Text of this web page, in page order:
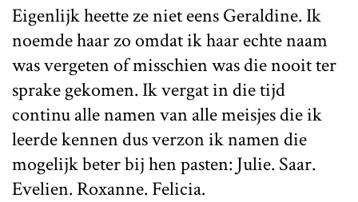
Eigenlijk heette ze niet eens Geraldine. Ik
noemde haar zo omdat ik haar echte naam
was vergeten of misschien was die nooit ter
sprake gekomen. Ik vergat in die tijd
continu alle namen van alle meisjes die ik
leerde kennen dus verzon ik namen die
mogelijk beter bij hen pasten: Julie. Saar.
Evelien. Roxanne. Felicia.